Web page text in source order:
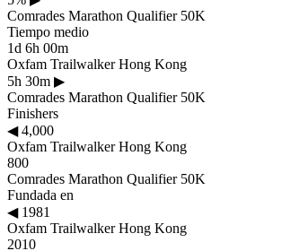
Comrades Marathon Qualifier 50K
Tiempo medio
1d 6h 00m
Oxfam Trailwalker Hong Kong
5h 30m ▶
Comrades Marathon Qualifier 50K
Finishers
◀4,000
Oxfam Trailwalker Hong Kong
800
Comrades Marathon Qualifier 50K
Fundada en
◀1981
Oxfam Trailwalker Hong Kong
2010